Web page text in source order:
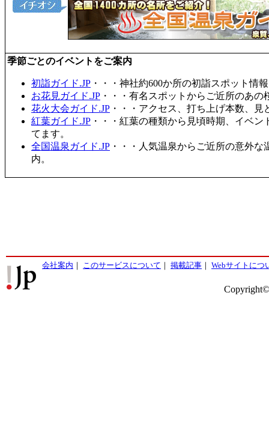
季節ごとのイベントをご案内
初詣ガイド.JP ・・・神社約600か所の初詣スポット情
お花見ガイド.JP ・・・有名スポットからご近所のあ
花火大会ガイド.JP ・・・アクセス、打ち上げ本数、
紅葉ガイド.JP ・・・紅葉の種類から見頃時期、イベ
てます。
全国温泉ガイド.JP ・・・人気温泉からご近所の意外
内。
会社案内 ｜ このサービスについて ｜ 掲載記事 ｜ Webサイトにつ